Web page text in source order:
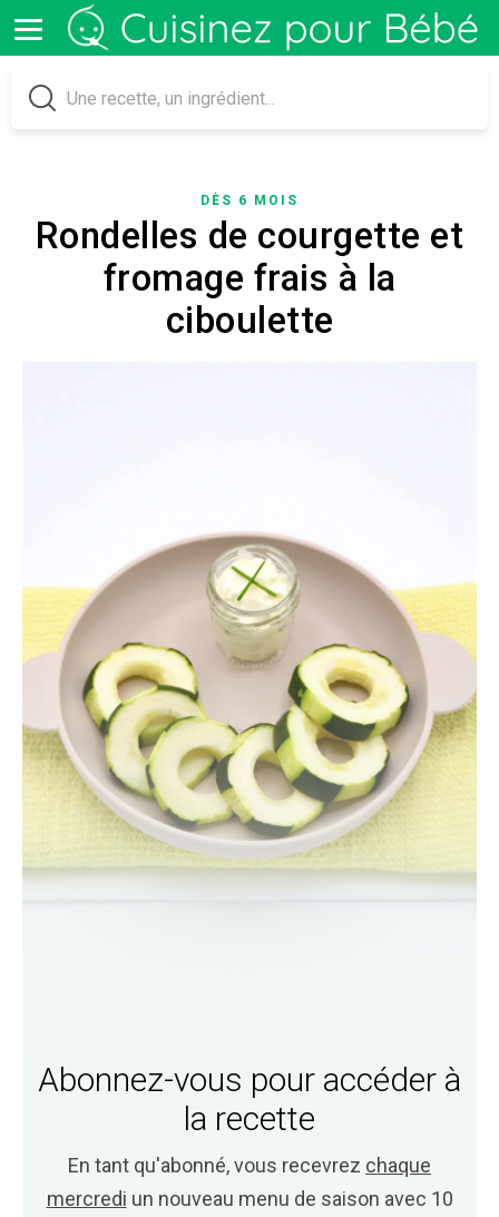
DÈS 6 MOIS
Rondelles de courgette et
fromage frais à la
ciboulette
Abonnez-vous pour accéder à
la recette
En tant qu'abonné, vous recevrez chaque
mercredi un nouveau menu de saison avec 10